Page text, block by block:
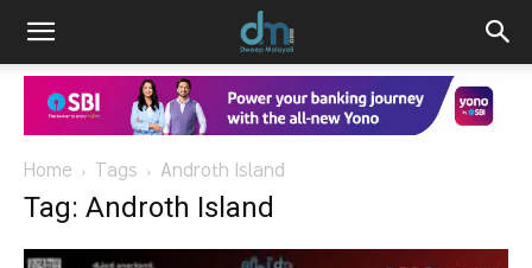
Home Tags Androth Island
Tag: Androth Island